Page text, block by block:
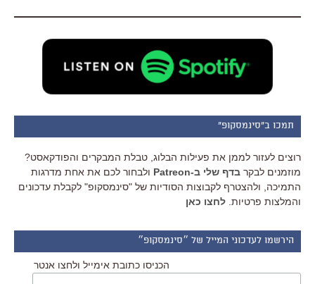
תמכו ב"סינמסקופ"
רוצים לעזור לממן את פעילות הבלוג, טבלת המבקרים והפודקאסט?
מוזמנים לבקר בדף שלי ב-Patreon
ולבחור לכם את אחת מדרגות
התמיכה, ולהצטרף לקבוצות הסודיות של "סינמסקופ" לקבלת עדכונים
והמלצות פרטיות. לחצו כאן
הירשמו לעדכוני המייל של ״סינמסקופ״
הכניסו כתובת אימייל ולחצו אנטר